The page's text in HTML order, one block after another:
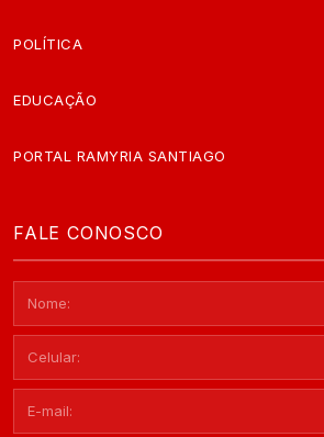
POLÍTICA
EDUCAÇÃO
PORTAL RAMYRIA SANTIAGO
FALE CONOSCO